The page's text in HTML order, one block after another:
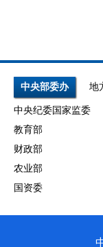
中央部委办 地
中央纪委国家监委
教育部
财政部
农业部
国资委